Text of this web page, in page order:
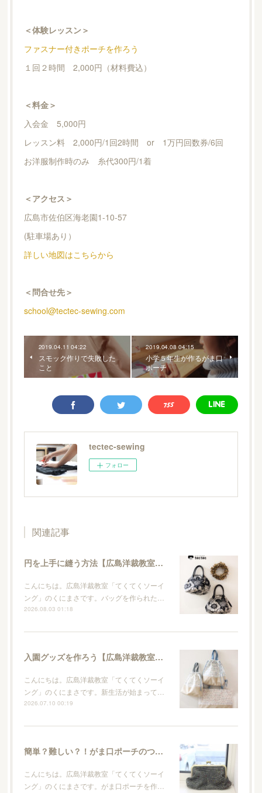
＜体験レッスン＞
ファスナー付きポーチを作ろう
１回２時間 2,000円（材料費込）
＜料金＞
入会金 5,000円
レッスン料 2,000円/1回2時間 or 1万円回数券/6回
お洋服制作時のみ 糸代300円/1着
＜アクセス＞
広島市佐伯区海老園1-10-57
(駐車場あり）
詳しい地図はこちらから
＜問合せ先＞
school@tectec-sewing.com
2019.04.11 04:22
スモック作りで失敗した
こと
2019.04.08 04:15
小学５年生が作るがま口
ポーチ
tectec-sewing
フォロー
関連記事
円を上手に縫う方法【広島洋裁教室・てくてくソーイング】
こんにちは。広島洋裁教室「てくてくソーイ
ング」のくにまさです。バッグを作られた…
2026.08.03 01:18
入園グッズを作ろう【広島洋裁教室・てくてくソーイング】
こんにちは。広島洋裁教室「てくてくソーイ
ング」のくにまさです。新生活が始まって…
2026.07.10 00:19
簡単？難しい？！がま口ポーチのつくり方【広島洋裁教室・てくてくソーイング】
こんにちは。広島洋裁教室「てくてくソーイ
ング」のくにまさです。がま口ポーチを作…